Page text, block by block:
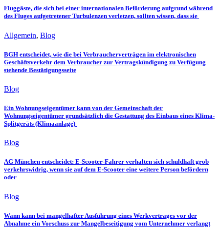
Fluggäste, die sich bei einer internationalen Beförderung aufgrund während
des Fluges aufgetretener Turbulenzen verletzen, sollten wissen, dass sie
Allgemein, Blog
BGH entscheidet, wie die bei Verbraucherverträgen im elektronischen
Geschäftsverkehr dem Verbraucher zur Vertragskündigung zu Verfügung
stehende Bestätigungsseite
Blog
Ein Wohnungseigentümer kann von der Gemeinschaft der
Wohnungseigentümer grundsätzlich die Gestattung des Einbaus eines Klima-
Splitgeräts (Klimaanlage)
Blog
AG München entscheidet: E-Scooter-Fahrer verhalten sich schuldhaft grob
verkehrswidrig, wenn sie auf dem E-Scooter eine weitere Person befördern
oder
Blog
Wann kann bei mangelhafter Ausführung eines Werkvertrages vor der
Abnahme ein Vorschuss zur Mangelbeseitigung vom Unternehmer verlangt